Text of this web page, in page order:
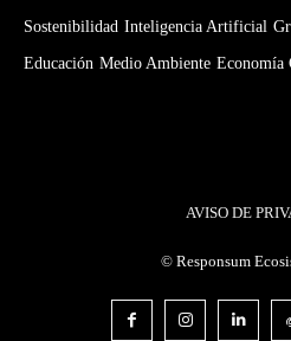
Sostenibilidad Inteligencia Artificial
Educación Medio Ambiente Economía
AVISO DE
© Responsum